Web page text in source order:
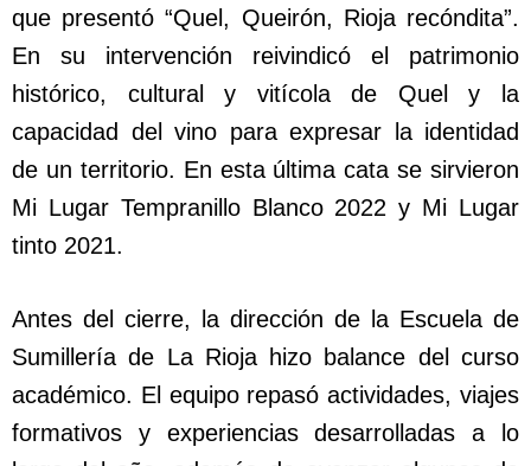
que presentó “Quel, Queirón, Rioja recóndita”.
En su intervención reivindicó el patrimonio
histórico, cultural y vitícola de Quel y la
capacidad del vino para expresar la identidad
de un territorio. En esta última cata se sirvieron
Mi Lugar Tempranillo Blanco 2022 y Mi Lugar
tinto 2021.
Antes del cierre, la dirección de la Escuela de
Sumillería de La Rioja hizo balance del curso
académico. El equipo repasó actividades, viajes
formativos y experiencias desarrolladas a lo